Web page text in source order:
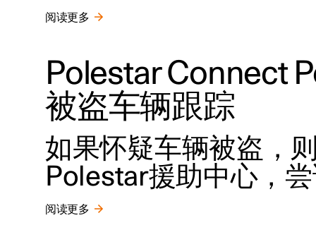
阅读更多
Polestar Connect
被盗车辆跟踪
如果怀疑车辆被盗，
Polestar援助中心，
阅读更多